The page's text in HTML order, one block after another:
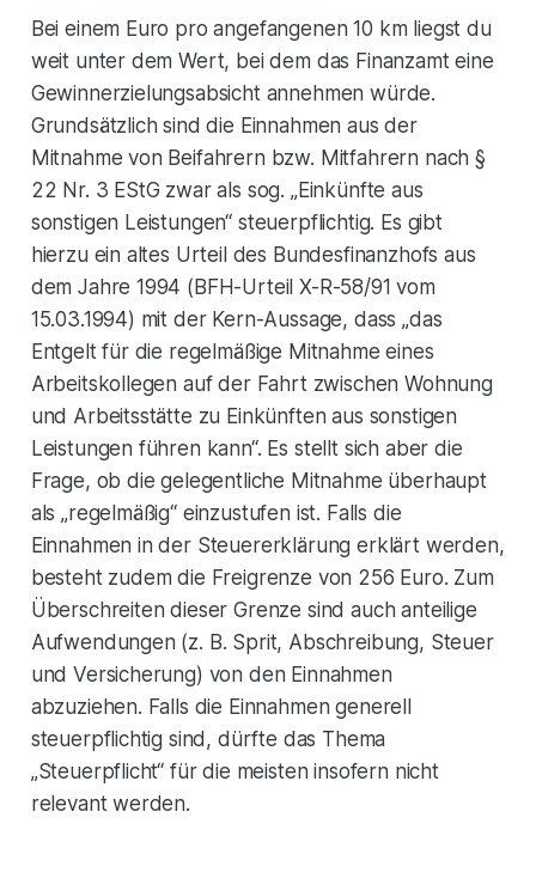
Bei einem Euro pro angefangenen 10 km liegst du
weit unter dem Wert, bei dem das Finanzamt eine
Gewinnerzielungsabsicht annehmen würde.
Grundsätzlich sind die Einnahmen aus der
Mitnahme von Beifahrern bzw. Mitfahrern nach §
22 Nr. 3 EStG zwar als sog. „Einkünfte aus
sonstigen Leistungen“ steuerpflichtig. Es gibt
hierzu ein altes Urteil des Bundesfinanzhofs aus
dem Jahre 1994 (BFH-Urteil X-R-58/91 vom
15.03.1994) mit der Kern-Aussage, dass „das
Entgelt für die regelmäßige Mitnahme eines
Arbeitskollegen auf der Fahrt zwischen Wohnung
und Arbeitsstätte zu Einkünften aus sonstigen
Leistungen führen kann“. Es stellt sich aber die
Frage, ob die gelegentliche Mitnahme überhaupt
als „regelmäßig“ einzustufen ist. Falls die
Einnahmen in der Steuererklärung erklärt werden,
besteht zudem die Freigrenze von 256 Euro. Zum
Überschreiten dieser Grenze sind auch anteilige
Aufwendungen (z. B. Sprit, Abschreibung, Steuer
und Versicherung) von den Einnahmen
abzuziehen. Falls die Einnahmen generell
steuerpflichtig sind, dürfte das Thema
„Steuerpflicht“ für die meisten insofern nicht
relevant werden.